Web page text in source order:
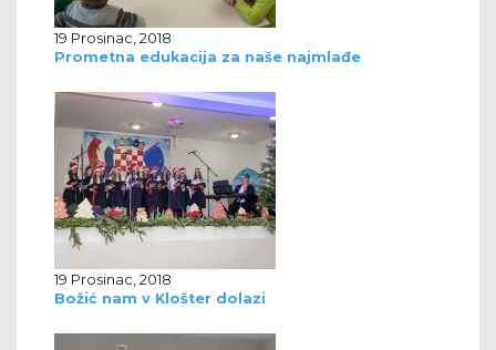
19 Prosinac, 2018
Prometna edukacija za naše najmlađe
19 Prosinac, 2018
Božić nam v Klošter dolazi